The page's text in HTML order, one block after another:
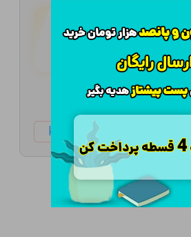
با تــرب‌پــی:۳۸۵,۱۲۵
ketabtala.com/sbp-38293